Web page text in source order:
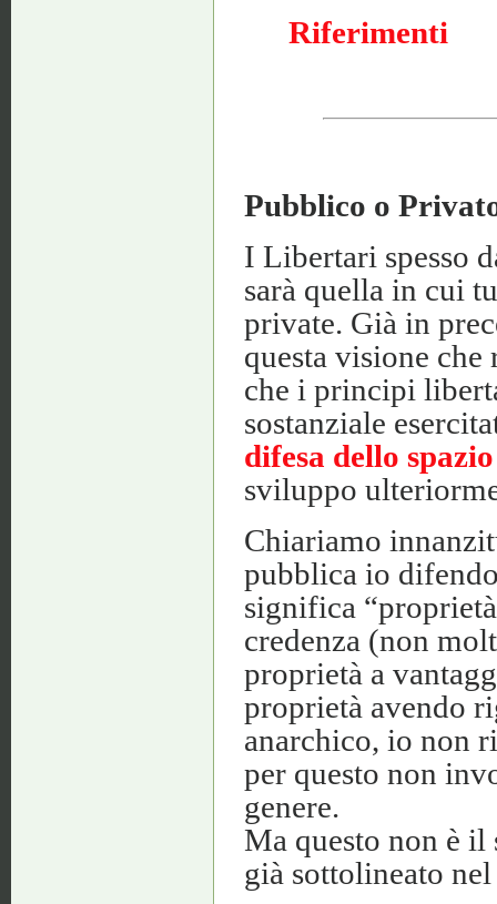
Riferimenti
Pubblico o
I Libertari spesso
sarà quella in cui
private. Già in
questa visione che
che i principi
sostanziale
difesa dello
sviluppo
Chiariamo
pubblica io
significa
credenza (non
proprietà a
proprietà avendo
anarchico, io non
per questo non
genere.
Ma questo non è
già sottolineato